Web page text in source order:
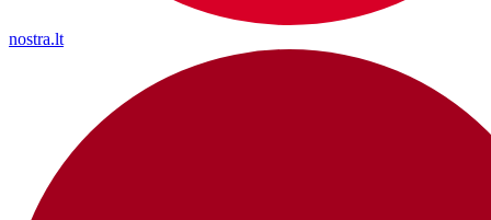
nostra.lt